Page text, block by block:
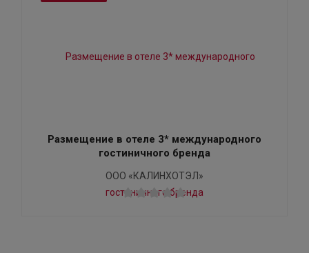
Размещение в отеле 3* международного
гостиничного бренда
ООО «КАЛИНХОТЭЛ»